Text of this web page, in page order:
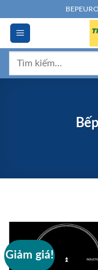
đến
dung
Tìm
Giảm giá!